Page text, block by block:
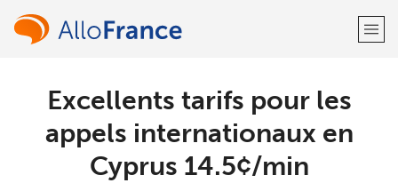
Bienvenue!
Vous avez déjà un compte?
Excellents tarifs pour les
appels internationaux en
Cyprus ⁦14.5¢⁩/min